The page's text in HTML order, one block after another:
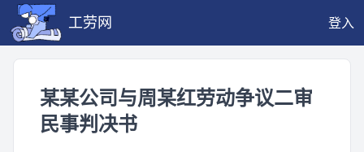
工劳网 登入
某某公司与周某红劳动争议二审
民事判决书